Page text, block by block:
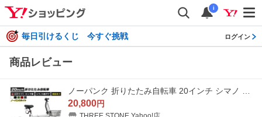
i
毎日引けるくじ 今すぐ挑戦 ログイン
商品レビュー
20,800円